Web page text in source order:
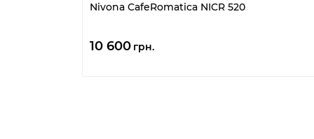
Nivona CafeRomatica NICR 520
10 600 грн.